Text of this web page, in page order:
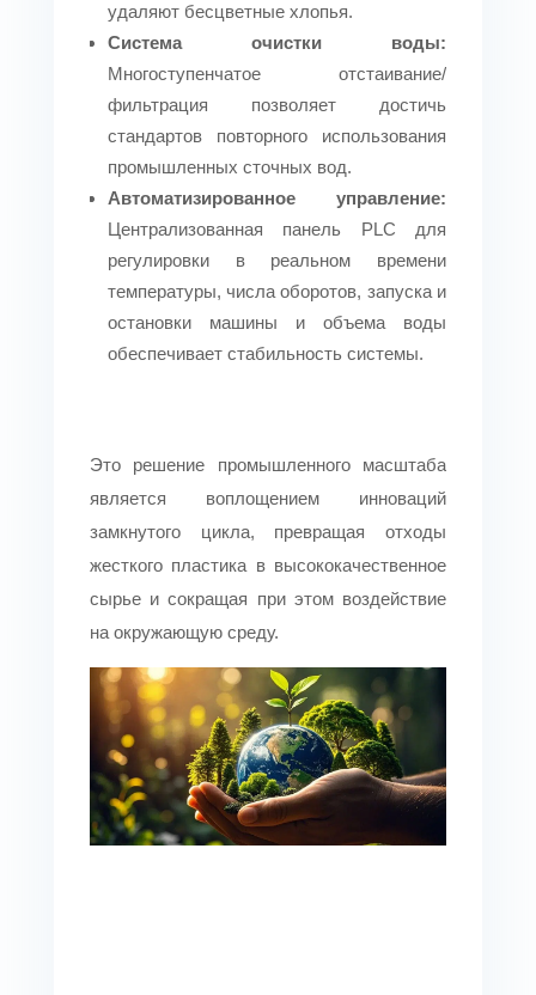
Резервуар с
поплавковой
и осадков (металлы/
шлам) на основе
Резервуар для
Горячая вода +
моющее средство
растворяют масла/
органические
Силос для
хранения
очищенных хлопьев
гранулированием/
упаковкой.
Автоматизированное
перемещение
материалов
удаляют бесцветные хлопья.
Система очистки воды:
Многоступенчатое отстаивание/
фильтрация позволяет достичь
стандартов повторного использования
промышленных сточных вод.
Автоматизированное управление:
Централизованная панель PLC для
регулировки в реальном времени
температуры, числа оборотов, запуска и
остановки машины и объема воды
обеспечивает стабильность системы.
Это решение промышленного масштаба
является воплощением инноваций
замкнутого цикла, превращая отходы
жесткого пластика в высококачественное
сырье и сокращая при этом воздействие
на окружающую среду.